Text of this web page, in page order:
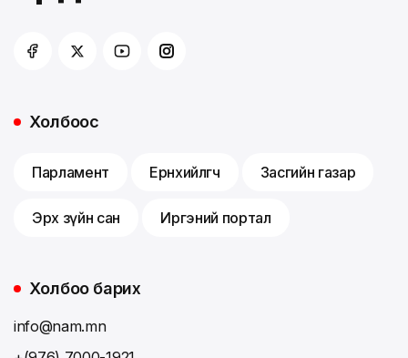
Холбоос
Парламент Ерөнхийлөгч Засгийн газар
Эрх зүйн сан Иргэний портал
Холбоо барих
info@nam.mn